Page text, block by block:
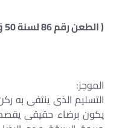
( الطعن رقم 86 لسنة 50 ق جلسة 1980/5/8 س 31 ص593 )
الموجز:
التسليم الذى ينتفى به
يكون برضاء حقيقى